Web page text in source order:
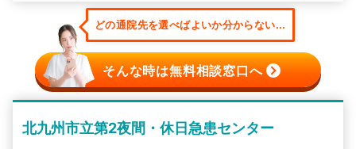
どの通院先を選べばよいか分からない...
そんな時は無料相談窓口へ
北九州市立第2夜間・休日急患センター